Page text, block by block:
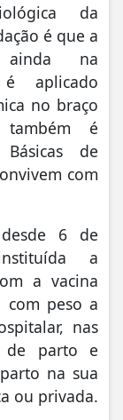
da
é que a
ainda na
aplicado
no braço
é
de
com
6 de
a
a vacina
com peso a
nas
de parto e
na sua
ou privada.